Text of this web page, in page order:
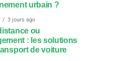
urbain ?
3 jours ago
ou
: les solutions
de voiture